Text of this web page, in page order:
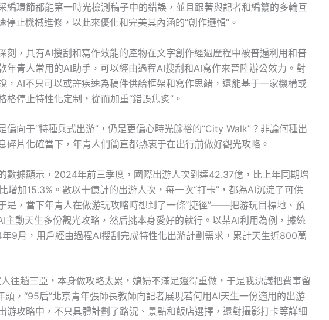
編環節都能第一時光檢測稿子中的錯誤，並且跟著與記者和編纂的多輪互
停止機械進修，以此來優化和完美其內涵的“創作邏輯”。
刻，具有AI搜刮和寫作效能的產物在文字創作經過歷程中被普遍利用和普
年青人常用的AI助手，可以經由過程AI搜刮和AI寫作來晉陞辦公效力。對
，AI不只可以或許疾速為稿件供給框架和寫作思緒，還能基于一家機構或
格停止特性化定制，從而加重“錯誤焦炙”。
偏向于“特種兵式出游”，仍是更偏心時光餘裕的“City Walk”？非論何種出
碎片化確當下，年青人們簡直都熱衷于在出行前做好觀光攻略。
數據顯示，2024年前三季度，國際出游人次到達42.37億，比上年同期增
增加15.3%。數以十億計的出游人次，每一次“打卡”，都為AI沉淀了可供
是，當下年青人在做游玩攻略時想到了一條“捷徑”——把游玩目標地、預
主動天生多份觀光攻略，然后挑本身愛好的就行。以某AI利用為例，據統
9月，用戶經由過程AI搜刮完成特性化出游計劃需求，累計天生近800萬
往趟三亞，本身做攻略太累，媳婦不滿足還得重做，于是我決議把費事留
頭，“95后”北京青年張師長教師向記者展現若何用AI天生一份適用的出游
游攻略中，不只具體計劃了路況、景點和飯店選擇，還對攝影打卡等詳細